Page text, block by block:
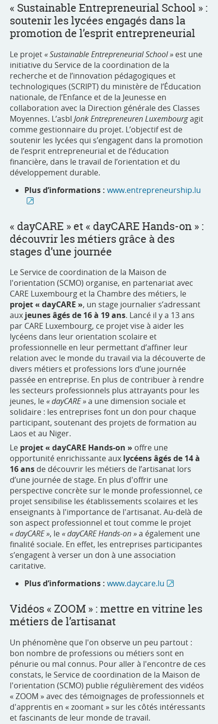
« Sustainable Entrepreneurial School » :
soutenir les lycées engagés dans la
promotion de l’esprit entrepreneurial
Le projet« Sustainable Entrepreneurial School » est une
initiative du Service de la coordination de la
recherche et de l’innovation pédagogiques et
technologiques (SCRIPT) du ministère de l’Éducation
nationale, de l’Enfance et de la Jeunesse en
collaboration avec la Direction générale des Classes
Moyennes. L’asbl Jonk Entrepreneuren Luxembourgagit
comme gestionnaire du projet. L’objectif est de
soutenir les lycées qui s’engagent dans la promotion
de l’esprit entrepreneurial et de l’éducation
financière, dans le travail de l’orientation et du
développement durable.
Plus d’informations : www.entrepreneurship.lu
« dayCARE » et « dayCARE Hands-on » :
découvrir les métiers grâce à des
stages d’une journée
Le Service de coordination de la Maison de
l'orientation (SCMO) organise, en partenariat avec
CARE Luxembourg et la Chambre des métiers, le
projet « dayCARE », un stage journalier s’adressant
aux jeunes âgés de 16 à 19 ans. Lancé il y a 13 ans
par CARE Luxembourg, ce projet vise à aider les
lycéens dans leur orientation scolaire et
professionnelle en leur permettant d’affiner leur
relation avec le monde du travail via la découverte de
divers métiers et professions lors d’une journée
passée en entreprise. En plus de contribuer à rendre
les secteurs professionnels plus attrayants pour les
jeunes, le« dayCARE »a une dimension sociale et
solidaire : les entreprises font un don pour chaque
participant, soutenant des projets de formation au
Laos et au Niger.
Le projet « dayCARE Hands-on » offre une
opportunité enrichissante aux lycéens âgés de 14 à
16 ans de découvrir les métiers de l’artisanat lors
d’une journée de stage. En plus d'offrir une
perspective concrète sur le monde professionnel, ce
projet sensibilise les établissements scolaires et les
enseignants à l'importance de l'artisanat. Au-delà de
son aspect professionnel et tout comme le projet
« dayCARE », le« dayCARE Hands-on »a également une
finalité sociale. En effet, les entreprises participantes
s’engagent à verser un don à une association
caritative.
Plus d’informations : www.daycare.lu
Vidéos « ZOOM » : mettre en vitrine les
métiers de l’artisanat
Un phénomène que l'on observe un peu partout :
bon nombre de professions ou métiers sont en
pénurie ou mal connus. Pour aller à l'encontre de ces
constats, le Service de coordination de la Maison de
l'orientation (SCMO) publie régulièrement des vidéos
« ZOOM » avec des témoignages de professionnels et
d'apprentis en « zoomant » sur les côtés intéressants
et fascinants de leur monde de travail.